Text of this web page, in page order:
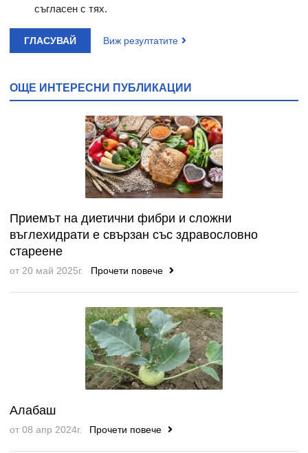
съгласен с тях.
ГЛАСУВАЙ Виж резултатите
ОЩЕ ИНТЕРЕСНИ ПУБЛИКАЦИИ
Приемът на диетични фибри и сложни
въглехидрати е свързан със здравословно
стареене
от 20 май 2025г. Прочети повече
Алабаш
от 08 апр 2024г. Прочети повече